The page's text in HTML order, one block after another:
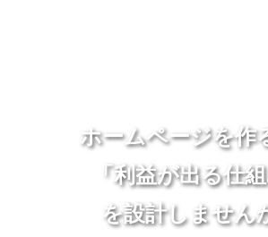
ホームページを作
「利益が出る仕組
を設計しません